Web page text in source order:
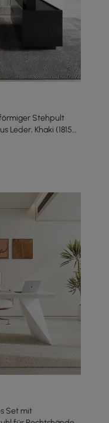
Stehpult
Leder, Khaki (1815
Set mit